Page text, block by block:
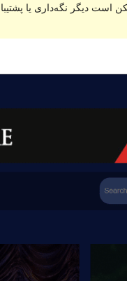
است دیگر نگه‌داری یا